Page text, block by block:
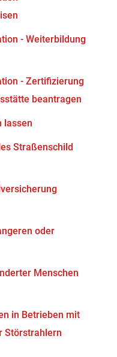
- Weiterbildung
- Zertifizierung
beantragen
lassen
Straßenschild
oder
Menschen
in Betrieben mit
Störstrahlern